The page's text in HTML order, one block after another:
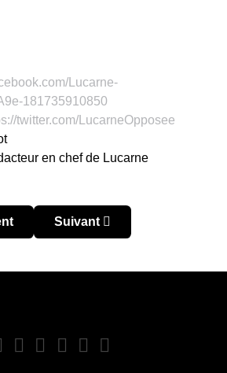
en chef de Lucarne
: Buzz, streamer, SAD et
Article suivant : Lucarne
Suivant